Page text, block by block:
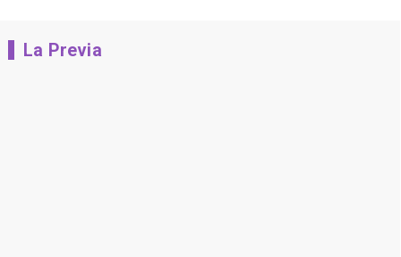
La Previa